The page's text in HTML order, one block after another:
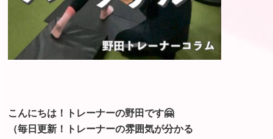
こんにちは！トレーナーの野田です🤗
（毎日更新！トレーナーの雰囲気が分かる